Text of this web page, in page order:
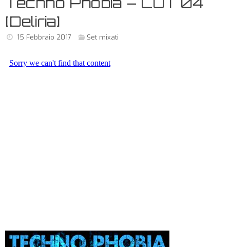
[Deliria]
15 Febbraio 2017 Set mixati